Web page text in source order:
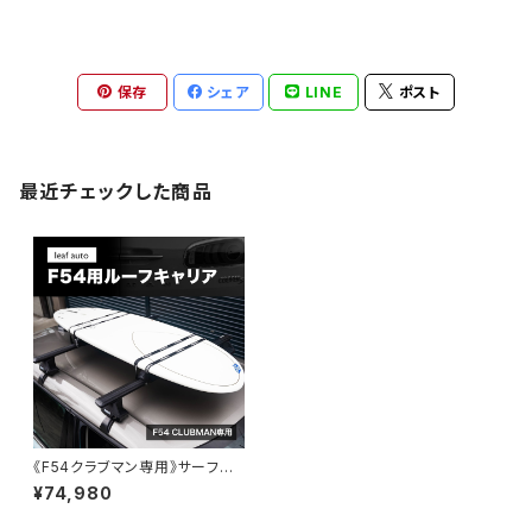
保存 シェア LINE ポスト
最近チェックした商品
《F54クラブマン専用》サーフボ
ード用キャリアセット【THULE｜
スーリー】
¥74,980